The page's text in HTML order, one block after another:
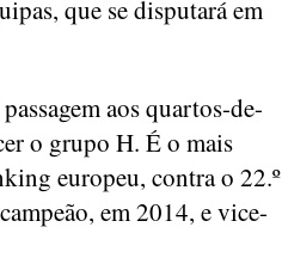
que se disputará em
aos quartos-de-
o grupo H. É o mais
europeu, contra o 22.º
em 2014, e vice-